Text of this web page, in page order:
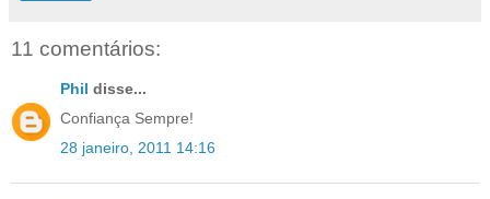
11 comentários:
Phil disse...
Confiança Sempre!
28 janeiro, 2011 14:16